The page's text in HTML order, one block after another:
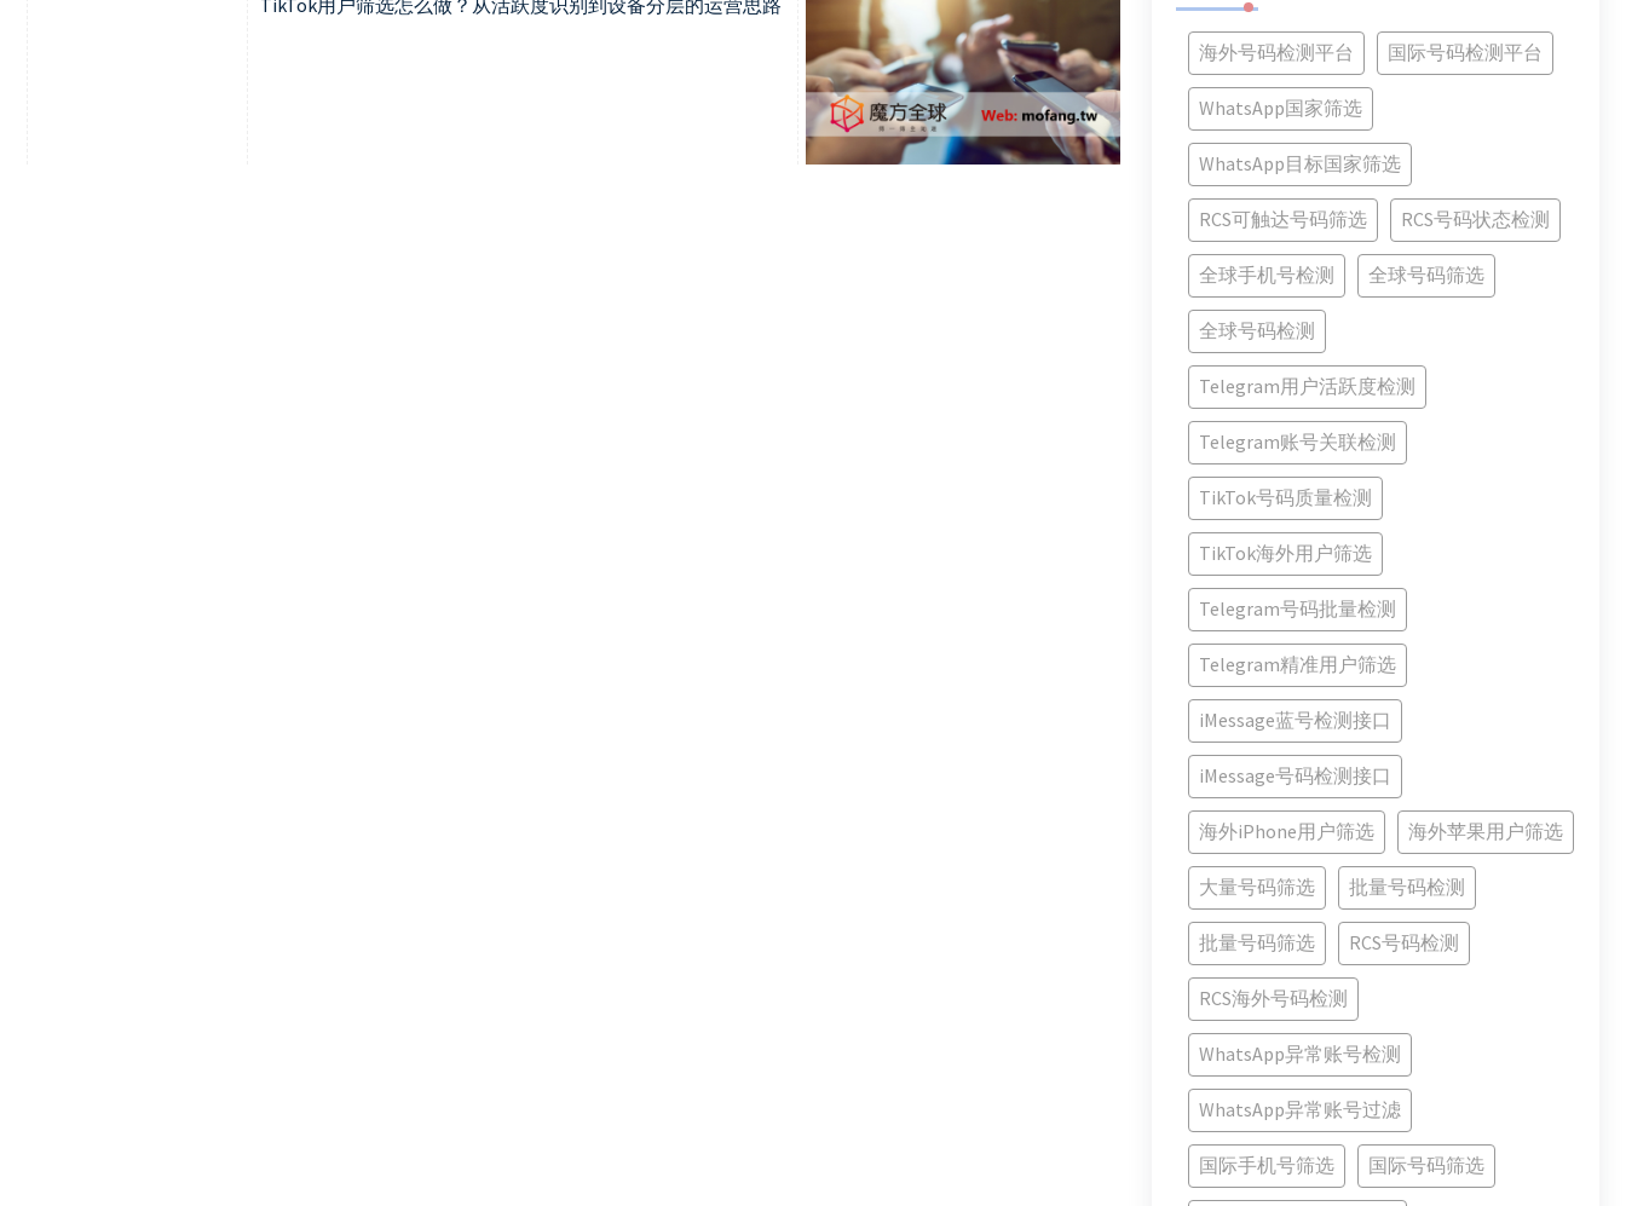
海外号码检测平台
国际号码检测平台
WhatsApp国家筛选
WhatsApp目标国家筛选
RCS可触达号码筛选 RCS号码状态检测
全球手机号检测 全球号码筛选
全球号码检测
Telegram用户活跃度检测
Telegram账号关联检测
TikTok号码质量检测
TikTok海外用户筛选
Telegram号码批量检测
Telegram精准用户筛选
iMessage蓝号检测接口
iMessage号码检测接口
海外iPhone用户筛选 海外苹果用户筛选
大量号码筛选 批量号码检测
批量号码筛选 RCS号码检测
RCS海外号码检测
WhatsApp异常账号检测
WhatsApp异常账号过滤
国际手机号筛选 国际号码筛选